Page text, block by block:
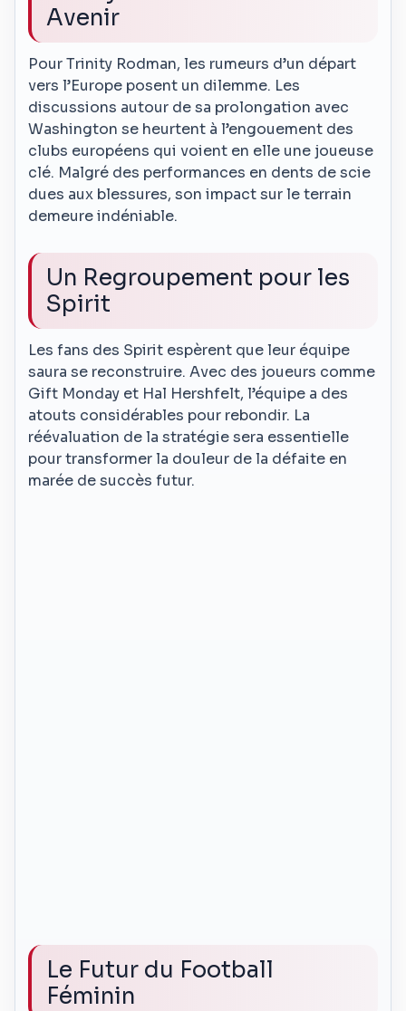
Avenir
Pour Trinity Rodman, les rumeurs d’un départ
vers l’Europe posent un dilemme. Les
discussions autour de sa prolongation avec
Washington se heurtent à l’engouement des
clubs européens qui voient en elle une joueuse
clé. Malgré des performances en dents de scie
dues aux blessures, son impact sur le terrain
demeure indéniable.
Un Regroupement pour les
Spirit
Les fans des Spirit espèrent que leur équipe
saura se reconstruire. Avec des joueurs comme
Gift Monday et Hal Hershfelt, l’équipe a des
atouts considérables pour rebondir. La
réévaluation de la stratégie sera essentielle
pour transformer la douleur de la défaite en
marée de succès futur.
Le Futur du Football
Féminin